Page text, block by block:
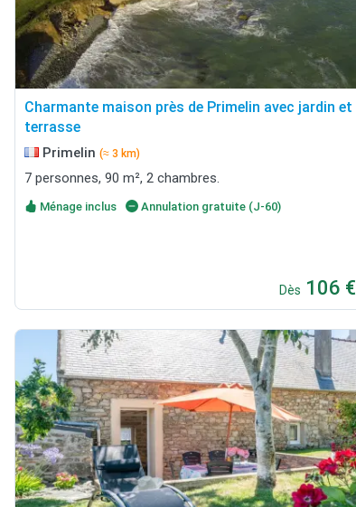
Charmante maison près de Primelin avec jardin et
terrasse
Primelin (≈ 3 km)
7 personnes, 90 m², 2 chambres.
Ménage inclus Annulation gratuite (J-60)
Dès 106 €